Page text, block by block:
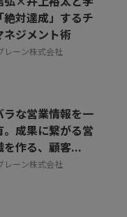
絶対達成」するチ
ネジメント術
レーン株式会社
ラな営業情報を一
。成果に繋がる営
を作る、顧客...
レーン株式会社